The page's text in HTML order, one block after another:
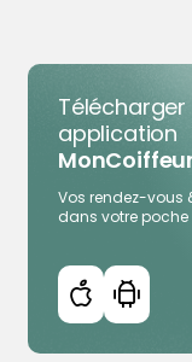
application
Vos rendez-vous
dans votre poche